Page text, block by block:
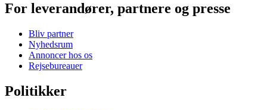
For leverandører, partnere og presse
Bliv partner
Nyhedsrum
Annoncer hos os
Rejsebureauer
Politikker